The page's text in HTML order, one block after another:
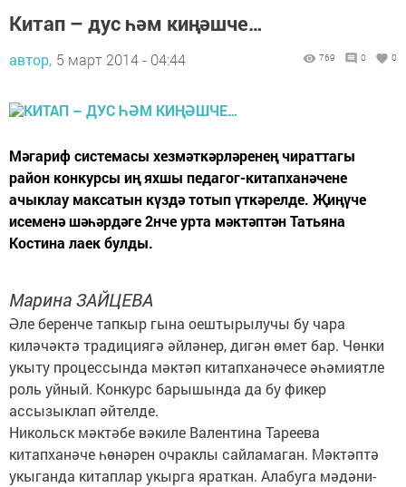
Китап – дус һәм киңәшче…
автор, 5 март 2014 - 04:44 769 0 0
Мәгариф системасы хезмәткәрләренең чираттагы
район конкурсы иң яхшы педагог-китапханәчене
ачыклау максатын күздә тотып үткәрелде. Җиңүче
исеменә шәһәрдәге 2нче урта мәктәптән Татьяна
Костина лаек булды.
Марина ЗАЙЦЕВА
Әле беренче тапкыр гына оештырылучы бу чара
киләчәктә традициягә әйләнер, дигән өмет бар. Чөнки
укыту процессында мәктәп китапханәчесе әһәмиятле
роль уйный. Конкурс барышында да бу фикер
ассызыклап әйтелде.
Никольск мәктәбе вәкиле Валентина Тареева
китапханәче һөнәрен очраклы сайламаган. Мәктәптә
укыганда китаплар укырга яраткан. Алабуга мәдәни-